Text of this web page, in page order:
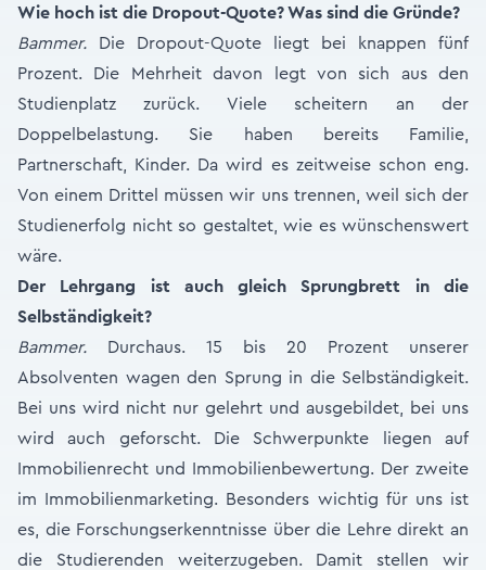
Wie hoch ist die Dropout-Quote? Was sind die Gründe?
Bammer. Die Dropout-Quote liegt bei knappen fünf
Prozent. Die Mehrheit davon legt von sich aus den
Studienplatz zurück. Viele scheitern an der
Doppelbelastung. Sie haben bereits Familie,
Partnerschaft, Kinder. Da wird es zeitweise schon eng.
Von einem Drittel müssen wir uns trennen, weil sich der
Studienerfolg nicht so gestaltet, wie es wünschenswert
wäre.
Der Lehrgang ist auch gleich Sprungbrett in die
Selbständigkeit?
Bammer. Durchaus. 15 bis 20 Prozent unserer
Absolventen wagen den Sprung in die Selbständigkeit.
Bei uns wird nicht nur gelehrt und ausgebildet, bei uns
wird auch geforscht. Die Schwerpunkte liegen auf
Immobilienrecht und Immobilienbewertung. Der zweite
im Immobilienmarketing. Besonders wichtig für uns ist
es, die Forschungserkenntnisse über die Lehre direkt an
die Studierenden weiterzugeben. Damit stellen wir